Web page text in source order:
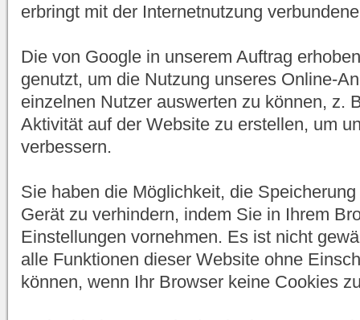
erbringt mit der Internetnutzung
Die von Google in unserem Auftrag
genutzt, um die Nutzung unseres Online-
einzelnen Nutzer auswerten zu können, z.
Aktivität auf der Website zu erstellen, um
verbessern.
Sie haben die Möglichkeit, die
Gerät zu verhindern, indem Sie in Ihrem
Einstellungen vornehmen. Es ist nicht
alle Funktionen dieser Website ohne
können, wenn Ihr Browser keine Cookies